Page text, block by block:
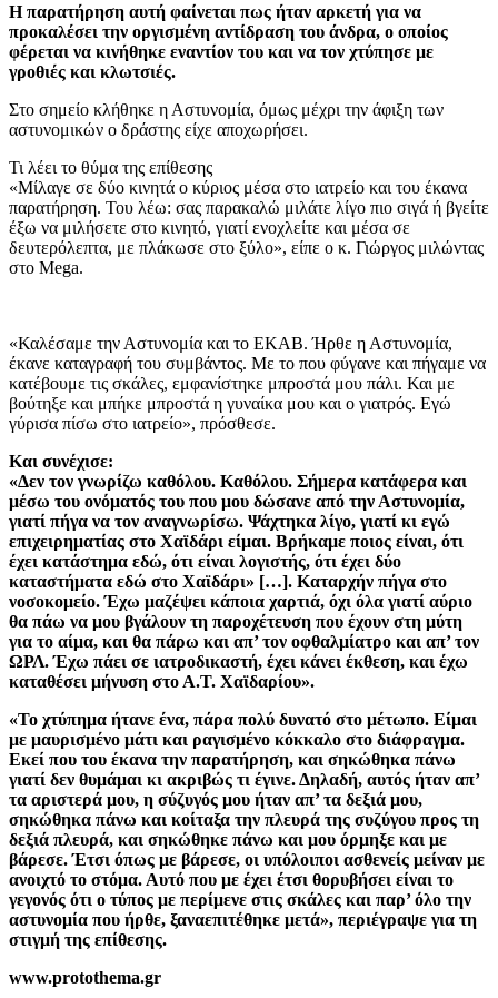
Η παρατήρηση αυτή φαίνεται πως ήταν αρκετή για να
προκαλέσει την οργισμένη αντίδραση του άνδρα, ο οποίος
φέρεται να κινήθηκε εναντίον του και να τον χτύπησε με
γροθιές και κλωτσιές.
Στο σημείο κλήθηκε η Αστυνομία, όμως μέχρι την άφιξη των
αστυνομικών ο δράστης είχε αποχωρήσει.
Τι λέει το θύμα της επίθεσης
«Μίλαγε σε δύο κινητά ο κύριος μέσα στο ιατρείο και του έκανα
παρατήρηση. Του λέω: σας παρακαλώ μιλάτε λίγο πιο σιγά ή βγείτε
έξω να μιλήσετε στο κινητό, γιατί ενοχλείτε και μέσα σε
δευτερόλεπτα, με πλάκωσε στο ξύλο», είπε ο κ. Γιώργος μιλώντας
στο Mega.
«Καλέσαμε την Αστυνομία και το ΕΚΑΒ. Ήρθε η Αστυνομία,
έκανε καταγραφή του συμβάντος. Με το που φύγανε και πήγαμε να
κατέβουμε τις σκάλες, εμφανίστηκε μπροστά μου πάλι. Και με
βούτηξε και μπήκε μπροστά η γυναίκα μου και ο γιατρός. Εγώ
γύρισα πίσω στο ιατρείο», πρόσθεσε.
Και συνέχισε:
«Δεν τον γνωρίζω καθόλου. Καθόλου. Σήμερα κατάφερα και
μέσω του ονόματός του που μου δώσανε από την Αστυνομία,
γιατί πήγα να τον αναγνωρίσω. Ψάχτηκα λίγο, γιατί κι εγώ
επιχειρηματίας στο Χαϊδάρι είμαι. Βρήκαμε ποιος είναι, ότι
έχει κατάστημα εδώ, ότι είναι λογιστής, ότι έχει δύο
καταστήματα εδώ στο Χαϊδάρι» […]. Καταρχήν πήγα στο
νοσοκομείο. Έχω μαζέψει κάποια χαρτιά, όχι όλα γιατί αύριο
θα πάω να μου βγάλουν τη παροχέτευση που έχουν στη μύτη
για το αίμα, και θα πάρω και απ’ τον οφθαλμίατρο και απ’ τον
ΩΡΛ. Έχω πάει σε ιατροδικαστή, έχει κάνει έκθεση, και έχω
καταθέσει μήνυση στο Α.Τ. Χαϊδαρίου».
«Το χτύπημα ήτανε ένα, πάρα πολύ δυνατό στο μέτωπο. Είμαι
με μαυρισμένο μάτι και ραγισμένο κόκκαλο στο διάφραγμα.
Εκεί που του έκανα την παρατήρηση, και σηκώθηκα πάνω
γιατί δεν θυμάμαι κι ακριβώς τι έγινε. Δηλαδή, αυτός ήταν απ’
τα αριστερά μου, η σύζυγός μου ήταν απ’ τα δεξιά μου,
σηκώθηκα πάνω και κοίταξα την πλευρά της συζύγου προς τη
δεξιά πλευρά, και σηκώθηκε πάνω και μου όρμηξε και με
βάρεσε. Έτσι όπως με βάρεσε, οι υπόλοιποι ασθενείς μείναν με
ανοιχτό το στόμα. Αυτό που με έχει έτσι θορυβήσει είναι το
γεγονός ότι ο τύπος με περίμενε στις σκάλες και παρ’ όλο την
αστυνομία που ήρθε, ξαναεπιτέθηκε μετά», περιέγραψε για τη
στιγμή της επίθεσης.
www.protothema.gr